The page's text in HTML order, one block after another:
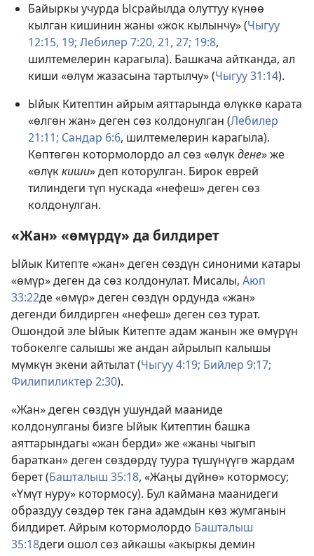
Байыркы учурда Ысрайылда олуттуу күнөө
кылган кишинин жаны «жок кылынчу» (Чыгуу
12:15, 19; Лебилер 7:20, 21, 27; 19:8,
шилтемелерин карагыла). Башкача айтканда, ал
киши «өлүм жазасына тартылчу» (Чыгуу 31:14).
Ыйык Китептин айрым аяттарында өлүккө карата
«өлгөн жан» деген сөз колдонулган (Лебилер
21:11; Сандар 6:6, шилтемелерин карагыла).
Көптөгөн котормолордо ал сөз «өлүк дене» же
«өлүк киши» деп которулган. Бирок еврей
тилиндеги түп нускада «нефеш» деген сөз
колдонулган.
«Жан» «өмүрдү» да билдирет
Ыйык Китепте «жан» деген сөздүн синоними катары
«өмүр» деген да сөз колдонулат. Мисалы, Аюп
33:22де «өмүр» деген сөздүн ордунда «жан»
дегенди билдирген «нефеш» деген сөз турат.
Ошондой эле Ыйык Китепте адам жанын же өмүрүн
тобокелге салышы же андан айрылып калышы
мүмкүн экени айтылат (Чыгуу 4:19; Бийлер 9:17;
Филипиликтер 2:30).
«Жан» деген сөздүн ушундай мааниде
колдонулганы бизге Ыйык Китептин башка
аяттарындагы «жан берди» же «жаны чыгып
бараткан» деген сөздөрдү туура түшүнүүгө жардам
берет (Башталыш 35:18, «Жаңы дүйнө» котормосу;
«Үмүт нуру» котормосу). Бул каймана маанидеги
образдуу сөздөр тек гана адамдын көз жумганын
билдирет. Айрым котормолордо Башталыш
35:18деги ошол сөз айкашы «акыркы демин